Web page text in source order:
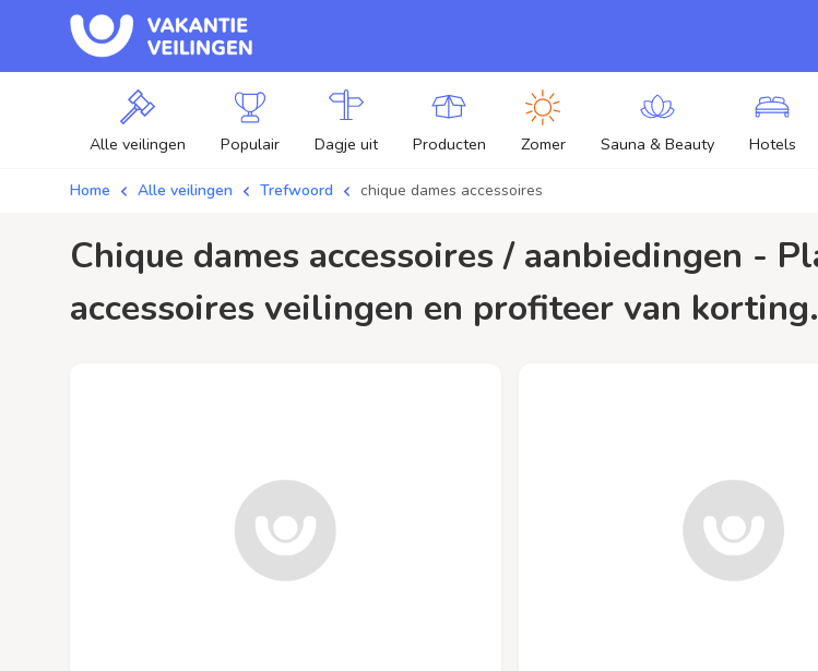
Alle veilingen Populair Dagje uit Producten Zomer Sauna & Beauty Hotels
Home Alle veilingen Trefwoord chique dames accessoires
chique dames accessoires / aanbiedingen - Plaats je bod op chique dames
accessoires veilingen en profiteer van korting.